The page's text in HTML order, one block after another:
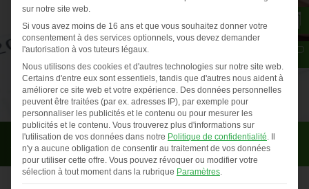
Agenda
sur notre site web.
Si vous avez moins de 16 ans et que vous souhaitez donner votre
consentement à des services optionnels, vous devez demander
l'autorisation à vos tuteurs légaux.
Nous utilisons des cookies et d'autres technologies sur notre site web.
Certains d'entre eux sont essentiels, tandis que d'autres nous aident à
améliorer ce site web et votre expérience. Des données personnelles
peuvent être traitées (par ex. adresses IP), par exemple pour
personnaliser les publicités et le contenu ou pour mesurer les
publicités et le contenu. Vous trouverez plus d'informations sur
l'utilisation de vos données dans notre Politique de confidentialité.
n'y a aucune obligation de consentir au traitement de vos données
pour utiliser cette offre. Vous pouvez révoquer ou modifier votre
sélection à tout moment dans la rubrique Paramètres.